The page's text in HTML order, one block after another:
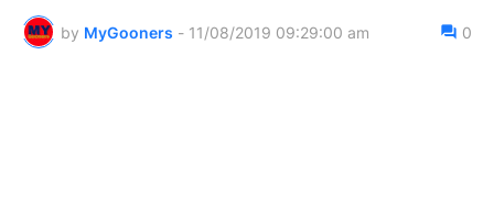
by MyGooners - 11/08/2019 09:29:00 am 0